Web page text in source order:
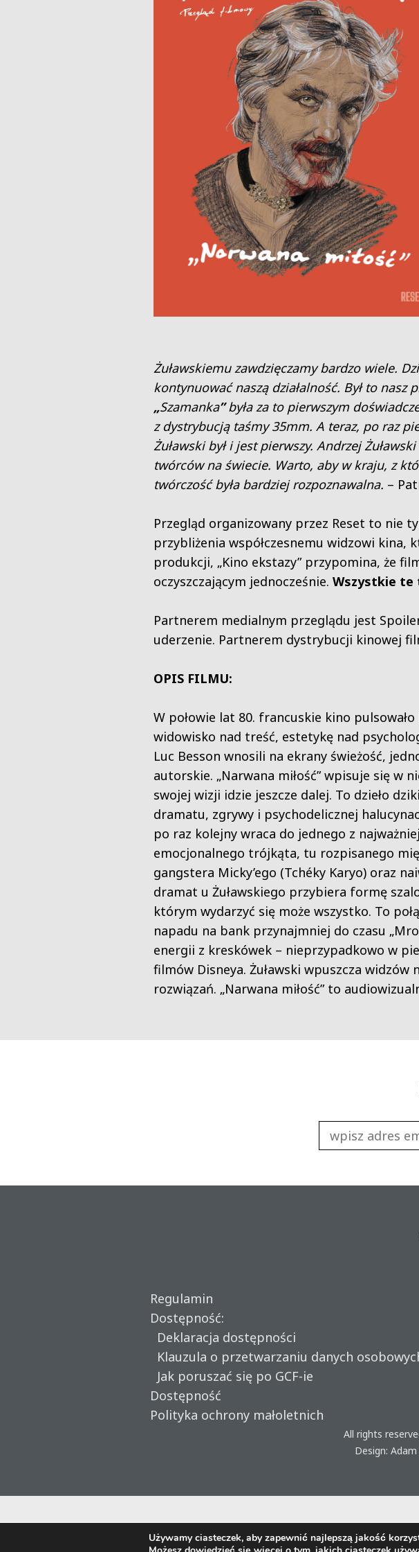
Żuławskiemu zawdzięczamy bardzo wiele.
kontynuować naszą działalność. Był to
„Szamanka”była za to pierwszym
z dystrybucją taśmy 35mm. A teraz, po raz
Żuławski był i jest pierwszy. Andrzej
twórców na świecie. Warto, aby w kraju, z
twórczość była bardziej rozpoznawalna. –
Przegląd organizowany przez Reset to nie
przybliżenia współczesnemu widzowi
produkcji, „Kino ekstazy” przypomina, że
oczyszczającym jednocześnie. Wszystkie te
Partnerem medialnym przeglądu jest
uderzenie. Partnerem dystrybucji kinowej
OPIS FILMU:
W połowie lat 80. francuskie kino
widowisko nad treść, estetykę nad
Luc Besson wnosili na ekrany świeżość,
autorskie. „Narwana miłość” wpisuje się w
swojej wizji idzie jeszcze dalej. To dzieło
dramatu, zgrywy i psychodelicznej
po raz kolejny wraca do jednego z
emocjonalnego trójkąta, tu rozpisanego
gangstera Micky’ego (Tchéky Karyo) oraz
dramat u Żuławskiego przybiera formę
którym wydarzyć się może wszystko. To
napadu na bank przynajmniej do czasu
energii z kreskówek – nieprzypadkowo w
filmów Disneya. Żuławski wpuszcza
rozwiązań. „Narwana miłość” to
Regulamin
Dostępność:
Deklaracja dostępności
Klauzula o przetwarzaniu danych
Jak poruszać się po GCF-ie
Dostępność
Polityka ochrony małoletnich
All rights
Design:
Używamy ciasteczek, aby zapewnić najlepszą jakość